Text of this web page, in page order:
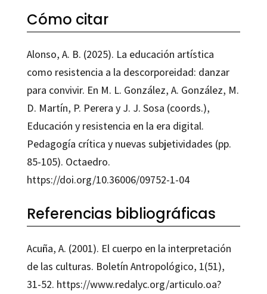
Cómo citar
Alonso, A. B. (2025). La educación artística
como resistencia a la descorporeidad: danzar
para convivir. En M. L. González, A. González, M.
D. Martín, P. Perera y J. J. Sosa (coords.),
Educación y resistencia en la era digital.
Pedagogía crítica y nuevas subjetividades (pp.
85-105). Octaedro.
https://doi.org/10.36006/09752-1-04
Referencias bibliográficas
Acuña, A. (2001). El cuerpo en la interpretación
de las culturas. Boletín Antropológico, 1(51),
31-52. https://www.redalyc.org/articulo.oa?